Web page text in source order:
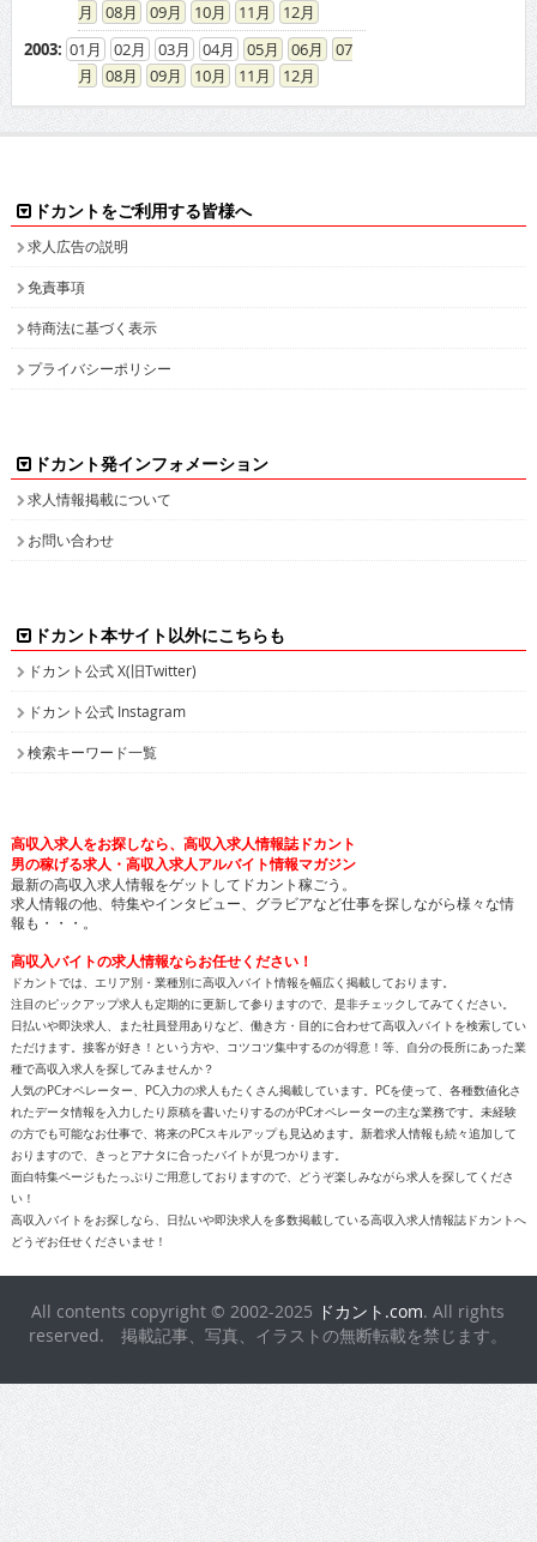
08
09 10 11
12
2003: 01 02 03 04 05 06
07
08
09 10 11 12
ドカントをご利用する皆様へ
求人広告の説明
免責事項
特商法に基づく表示
プライバシーポリシー
ドカント発インフォメーション
求人情報掲載について
お問い合わせ
ドカント本サイト以外にこちらも
ドカント公式 X(旧Twitter)
ドカント公式 Instagram
検索キーワード一覧
高収入求人をお探しなら、高収入求人情報誌ドカント
男の稼げる求人・高収入求人アルバイト情報マガジン
最新の高収入求人情報をゲットしてドカント稼ごう。
求人情報の他、特集やインタビュー、グラビアなど仕事を探しながら様々な情
報も・・・。
高収入バイトの求人情報ならお任せください！
ドカントでは、エリア別・業種別に高収入バイト情報を幅広く掲載しております。
注目のピックアップ求人も定期的に更新して参りますので、是非チェックしてみてください。
日払いや即決求人、また社員登用ありなど、働き方・目的に合わせて高収入バイトを検索してい
ただけます。接客が好き！という方や、コツコツ集中するのが得意！等、自分の長所にあった業
種で高収入求人を探してみませんか？
人気のPCオペレーター、PC入力の求人もたくさん掲載しています。PCを使って、各種数値化さ
れたデータ情報を入力したり原稿を書いたりするのがPCオペレーターの主な業務です。未経験
の方でも可能なお仕事で、将来のPCスキルアップも見込めます。新着求人情報も続々追加して
おりますので、きっとアナタに合ったバイトが見つかります。
面白特集ページもたっぷりご用意しておりますので、どうぞ楽しみながら求人を探してくださ
い！
高収入バイトをお探しなら、日払いや即決求人を多数掲載している高収入求人情報誌ドカントへ
どうぞお任せくださいませ！
All contents copyright © 2002-2025 ドカント.com. All rights
reserved. 掲載記事、写真、イラストの無断転載を禁じます。